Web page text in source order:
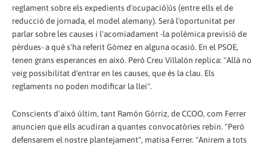
reglament sobre els expedients d'ocupació|ús (entre ells el de
reducció de jornada, el model alemany). Serà l'oportunitat per
parlar sobre les causes i l'acomiadament -la polèmica previsió de
pèrdues- a què s'ha referit Gómez en alguna ocasió. En el PSOE,
tenen grans esperances en això. Però Creu Villalón replica: "Allà no
veig possibilitat d'entrar en les causes, que és la clau. Els
reglaments no poden modificar la llei".
Conscients d'això últim, tant Ramón Górriz, de CCOO, com Ferrer
anuncien que ells acudiran a quantes convocatòries rebin. "Però
defensarem el nostre plantejament", matisa Ferrer. "Anirem a tots